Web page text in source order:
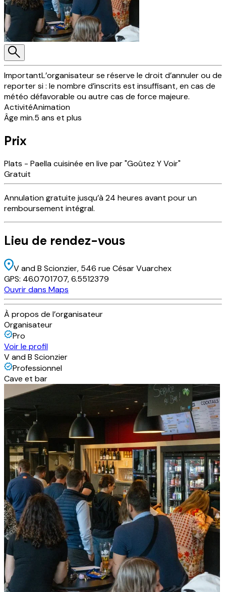
ImportantL’organisateur se réserve le droit d’annuler ou de
reporter si : le nombre d’inscrits est insuffisant, en cas de
météo défavorable ou autre cas de force majeure.
ActivitéAnimation
Âge min.5 ans et plus
Prix
Plats - Paella cuisinée en live par "Goûtez Y Voir"
Gratuit
Annulationgratuite jusqu’à 24 heures avant pour un
remboursement intégral.
Lieu de rendez-vous
V and B Scionzier, 546 rue César Vuarchex
GPS: 46.0701707,6.5512379
Ouvrir dans Maps
À propos de l’organisateur
Organisateur
Pro
Voir le profil
V and B Scionzier
Professionnel
Cave et bar